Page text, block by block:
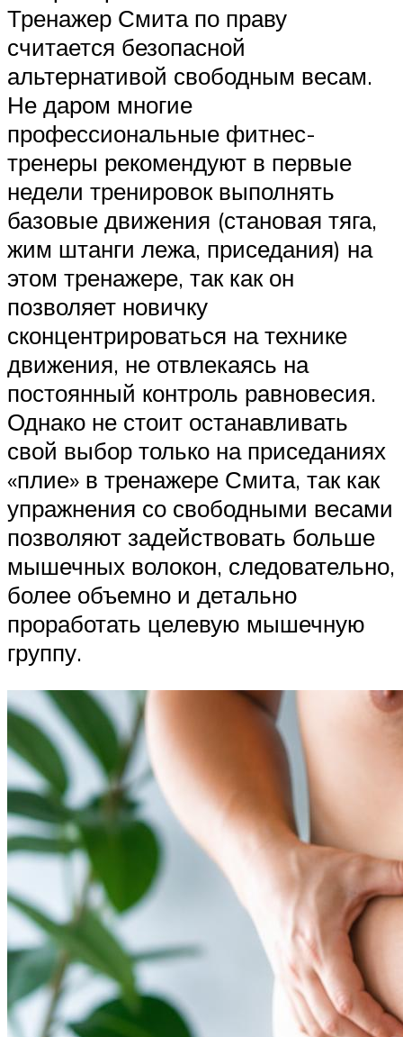
Тренажер Смита по праву
считается безопасной
альтернативой свободным весам.
Не даром многие
профессиональные фитнес-
тренеры рекомендуют в первые
недели тренировок выполнять
базовые движения (становая тяга,
жим штанги лежа, приседания) на
этом тренажере, так как он
позволяет новичку
сконцентрироваться на технике
движения, не отвлекаясь на
постоянный контроль равновесия.
Однако не стоит останавливать
свой выбор только на приседаниях
«плие» в тренажере Смита, так как
упражнения со свободными весами
позволяют задействовать больше
мышечных волокон, следовательно,
более объемно и детально
проработать целевую мышечную
группу.